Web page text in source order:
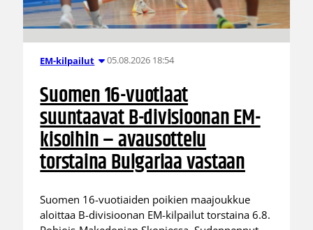
EM-kilpailut 05.08.2026 18:54
Suomen 16-vuotiaat
suuntaavat B-divisioonan EM-
kisoihin – avausottelu
torstaina Bulgariaa vastaan
Suomen 16-vuotiaiden poikien maajoukkue
aloittaa B-divisioonan EM-kilpailut torstaina 6.8.